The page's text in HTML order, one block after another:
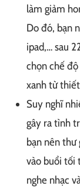
làm giảm
Do đó, bạn
ipad,… sau
chọn chế
xanh từ
Suy nghĩ
gây ra tình
bạn nên thư
vào buổi tối
nghe nhạc